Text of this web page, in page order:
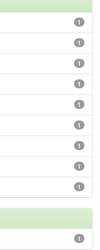
1
1
1
1
1
1
1
1
1
1